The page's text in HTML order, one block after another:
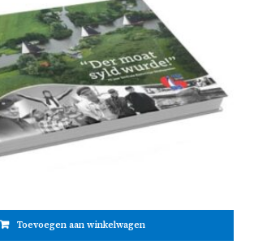
Toevoegen aan winkelwagen